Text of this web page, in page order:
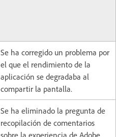
Se ha corregido un problema por
el que el rendimiento de la
aplicación se degradaba al
compartir la pantalla.
Se ha eliminado la pregunta de
recopilación de comentarios
sobre la experiencia de Adobe